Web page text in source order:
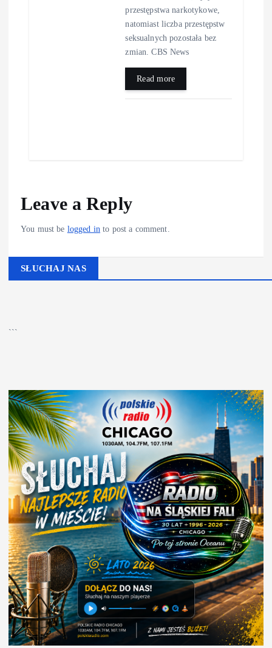
przestępstwa narkotykowe,
natomiast liczba przestępstw
seksualnych pozostała bez
zmian. CBS News
Read more
Leave a Reply
You must be logged in to post a comment.
SŁUCHAJ NAS
```